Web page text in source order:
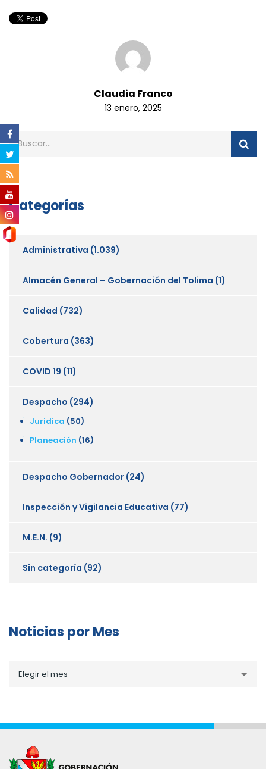
Claudia Franco
13 enero, 2025
Categorías
Administrativa (1.039)
Almacén General – Gobernación del Tolima (1)
Calidad (732)
Cobertura (363)
COVID 19 (11)
Despacho (294)
Juridica (50)
Planeación (16)
Despacho Gobernador (24)
Inspección y Vigilancia Educativa (77)
M.E.N. (9)
Sin categoría (92)
Noticias por Mes
porElegir el mes